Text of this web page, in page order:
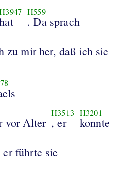
H559
. Da sprach
zu mir her, daß ich sie
vor Alter
H3513
, er
H3201
konnte
er führte sie